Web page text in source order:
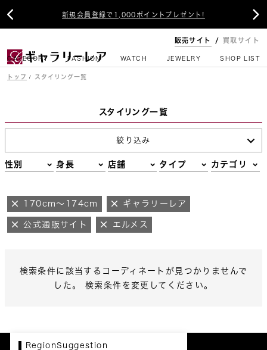
新規会員登録で1,000ポイントプレゼント!
 
販売サイト 買取サイト
CATEGORY FASHION WATCH JEWELRY SHOP LIST
トップ スタイリング一覧
スタイリング一覧
絞り込み
性別 身長 店舗 タイプ カテゴリ
170cm～174cm ギャラリーレア
公式通販サイト エルメス
検索条件に該当するコーディネートが見つかりませんで
した。 検索条件を変更してください。
RegionSuggestion